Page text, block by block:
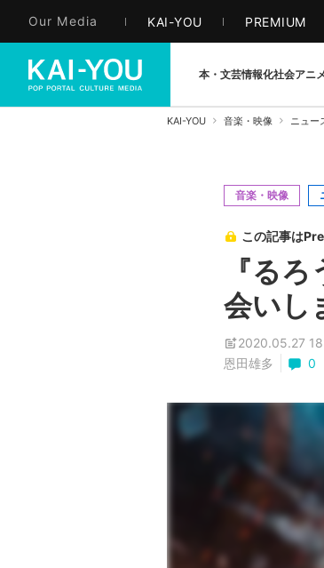
Our Media KAI-YOU PREMIUM
本・文芸情報化社会アニ
KAI-YOU 音楽・映像 ニュー
音楽・映像
この記事は
『る
会いし
2020.05.27
恩田雄多
0